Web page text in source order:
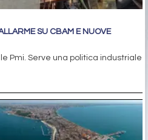
SU CBAM E NUOVE
Pmi. Serve una politica industriale